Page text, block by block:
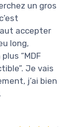
un gros
accepter
long,
“MDF
Je vais
j’ai bien